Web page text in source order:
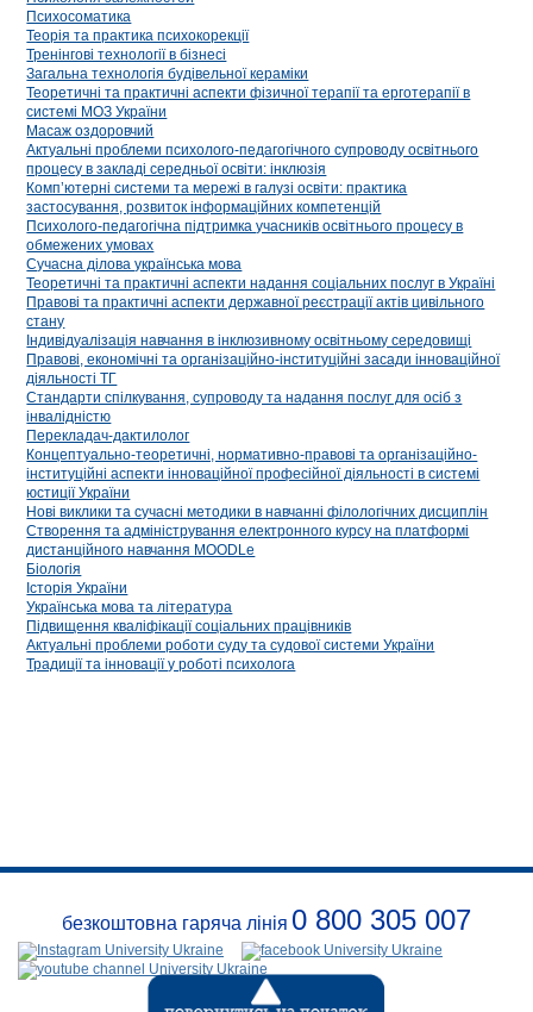
Психосоматика
Теорія та практика психокорекції
Тренінгові технології в бізнесі
Загальна технологія будівельної кераміки
Теоретичні та практичні аспекти фізичної терапії та ерготерапії в
системі МОЗ України
Масаж оздоровчий
Актуальні проблеми психолого-педагогічного супроводу освітнього
процесу в закладі середньої освіти: інклюзія
Комп’ютерні системи та мережі в галузі освіти: практика
застосування, розвиток інформаційних компетенцій
Психолого-педагогічна підтримка учасників освітнього процесу в
обмежених умовах
Сучасна ділова українська мова
Теоретичні та практичні аспекти надання соціальних послуг в Україні
Правові та практичні аспекти державної реєстрації актів цивільного
стану
Індивідуалізація навчання в інклюзивному освітньому середовищі
Правові, економічні та організаційно-інституційні засади інноваційної
діяльності ТГ
Стандарти спілкування, супроводу та надання послуг для осіб з
інвалідністю
Перекладач-дактилолог
Концептуально-теоретичні, нормативно-правові та організаційно-
інституційні аспекти інноваційної професійної діяльності в системі
юстиції України
Нові виклики та сучасні методики в навчанні філологічних дисциплін
Створення та адміністрування електронного курсу на платформі
дистанційного навчання MOODLe
Біологія
Історія України
Українська мова та література
Підвищення кваліфікації соціальних працівників
Актуальні проблеми роботи суду та судової системи України
Традиції та інновації у роботі психолога
безкоштовна гаряча лінія 0 800 305 007
Про
заклад